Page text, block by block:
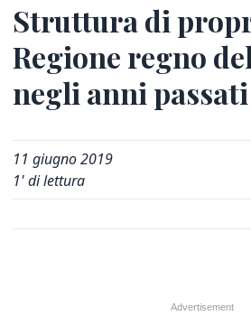
Struttura di
Regione regno
negli anni passati
11 giugno 2019
1' di lettura